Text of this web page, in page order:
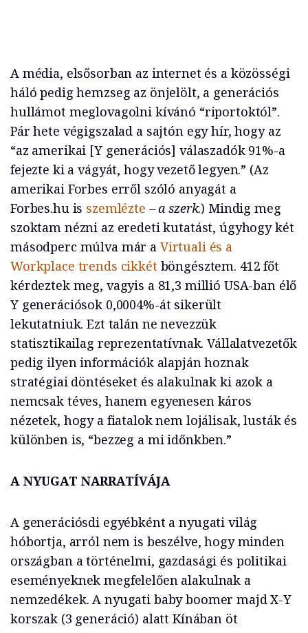
A média, elsősorban az internet és a közösségi
háló pedig hemzseg az önjelölt, a generációs
hullámot meglovagolni kívánó “riportoktól”.
Pár hete végigszalad a sajtón egy hír, hogy az
“az amerikai [Y generációs] válaszadók 91%-a
fejezte ki a vágyát, hogy vezető legyen.” (Az
amerikai Forbes erről szóló anyagát a
Forbes.hu is szemlézte –a szerk.) Mindig meg
szoktam nézni az eredeti kutatást, úgyhogy két
másodperc múlva már a Virtuali és a
Workplace trends cikkétböngésztem. 412 főt
kérdeztek meg, vagyis a 81,3 millió USA-ban élő
Y generációsok 0,0004%-át sikerült
lekutatniuk. Ezt talán ne nevezzük
statisztikailag reprezentatívnak. Vállalatvezetők
pedig ilyen információk alapján hoznak
stratégiai döntéseket és alakulnak ki azok a
nemcsak téves, hanem egyenesen káros
nézetek, hogy a fiatalok nem lojálisak, lusták és
különben is, “bezzeg a mi időnkben.”
A NYUGAT NARRATÍVÁJA
A generációsdi egyébként a nyugati világ
hóbortja, arról nem is beszélve, hogy minden
országban a történelmi, gazdasági és politikai
eseményeknek megfelelően alakulnak a
nemzedékek. A nyugati baby boomer majd X-Y
korszak (3 generáció) alatt Kínában öt